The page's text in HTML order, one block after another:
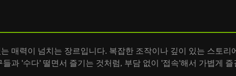
매력이 넘치는 장르입니다. 복잡한 조작이나 깊이 있는 스토리
과 '수다' 떨면서 즐기는 것처럼, 부담 없이 '접속'해서 가볍게